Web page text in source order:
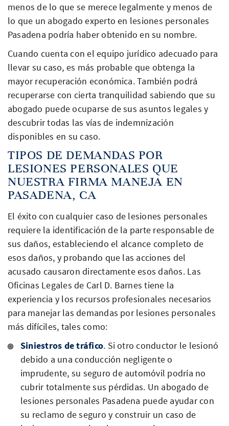
menos de lo que se merece legalmente y menos de
lo que un abogado experto en lesiones personales
Pasadena podría haber obtenido en su nombre.
Cuando cuenta con el equipo jurídico adecuado para
llevar su caso, es más probable que obtenga la
mayor recuperación económica. También podrá
recuperarse con cierta tranquilidad sabiendo que su
abogado puede ocuparse de sus asuntos legales y
descubrir todas las vías de indemnización
disponibles en su caso.
TIPOS DE DEMANDAS POR
LESIONES PERSONALES QUE
NUESTRA FIRMA MANEJA EN
PASADENA, CA
El éxito con cualquier caso de lesiones personales
requiere la identificación de la parte responsable de
sus daños, estableciendo el alcance completo de
esos daños, y probando que las acciones del
acusado causaron directamente esos daños. Las
Oficinas Legales de Carl D. Barnes tiene la
experiencia y los recursos profesionales necesarios
para manejar las demandas por lesiones personales
más difíciles, tales como:
Siniestros de tráfico. Si otro conductor le lesionó
debido a una conducción negligente o
imprudente, su seguro de automóvil podría no
cubrir totalmente sus pérdidas. Un abogado de
lesiones personales Pasadena puede ayudar con
su reclamo de seguro y construir un caso de